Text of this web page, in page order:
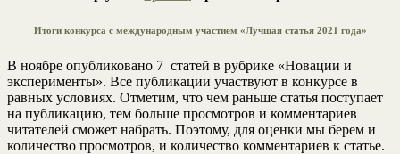
Итоги конкурса с международным участием «Лучшая статья 2021 года»
В ноябре опубликовано 7 статей в рубрике «Новации и
эксперименты». Все публикации участвуют в конкурсе в
равных условиях. Отметим, что чем раньше статья поступает
на публикацию, тем больше просмотров и комментариев
читателей сможет набрать. Поэтому, для оценки мы берем и
количество просмотров, и количество комментариев к статье.